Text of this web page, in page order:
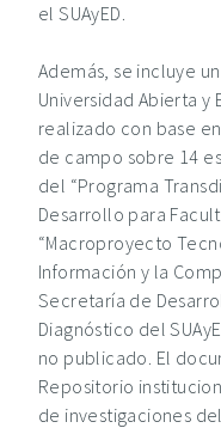
el SUAyED.
Además, se incluye
Universidad Abierta y
realizado con base
de campo sobre 14
del “Programa
Desarrollo para
“Macroproyecto
Información y la
Secretaría de
Diagnóstico del
no publicado. El
Repositorio
de investigaciones